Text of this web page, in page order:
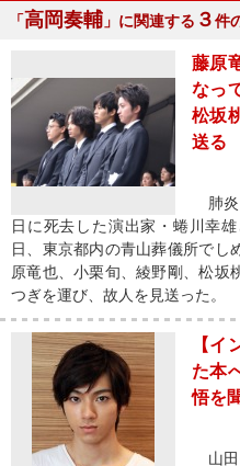
「高岡奏輔 」に関連する ３件
藤原
なっ
松坂
送る
肺炎
日に死去した演出家・蜷川幸
日、東京都内の青山葬儀所でし
原竜也、小栗旬、綾野剛、松坂
つぎを運び、故人を見送った。
【イ
た本
悟を
山田